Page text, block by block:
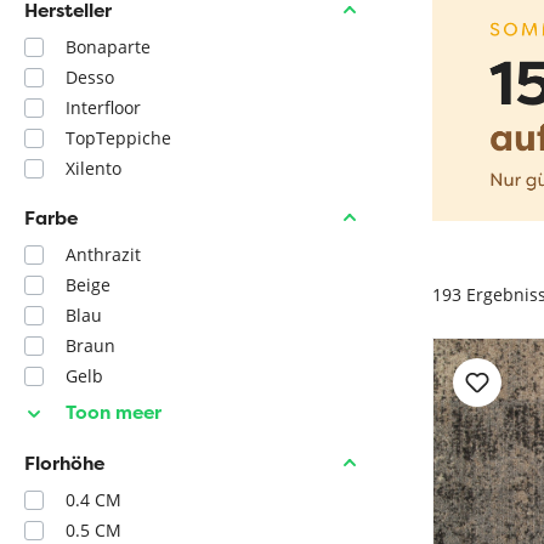
Hersteller
Bonaparte
Desso
Interfloor
TopTeppiche
Xilento
Farbe
Anthrazit
Beige
Blau
Braun
Gelb
Toon meer
Florhöhe
0.4 CM
0.5 CM
193